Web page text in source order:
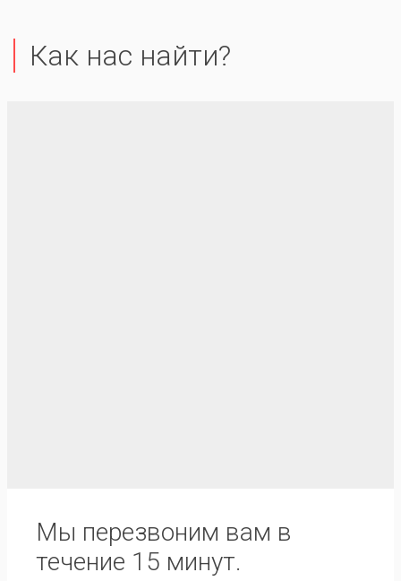
Как нас найти?
Мы перезвоним вам в
течение 15 минут.